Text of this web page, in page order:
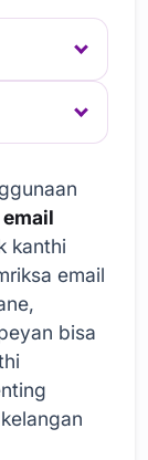
kanthi
email
bisa